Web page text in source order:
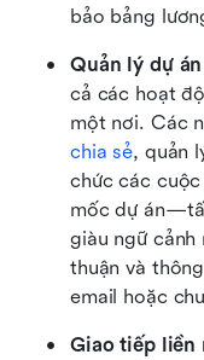
bảo bảng
Quản lý dự
cả các hoạt
một nơi. Các
chia sẻ, quản
chức các
mốc dự
giàu ngữ
thuận và
email hoặc
Giao tiếp liền